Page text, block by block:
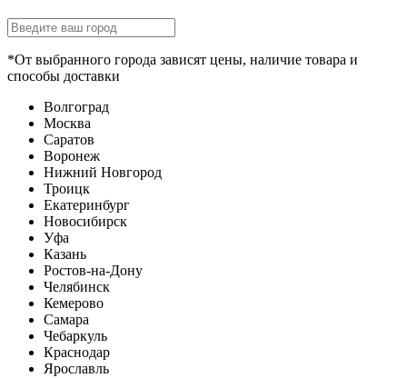
*От выбранного города зависят цены, наличие товара и
способы доставки
Волгоград
Москва
Саратов
Воронеж
Нижний Новгород
Троицк
Екатеринбург
Новосибирск
Уфа
Казань
Ростов-на-Дону
Челябинск
Кемерово
Самара
Чебаркуль
Краснодар
Ярославль